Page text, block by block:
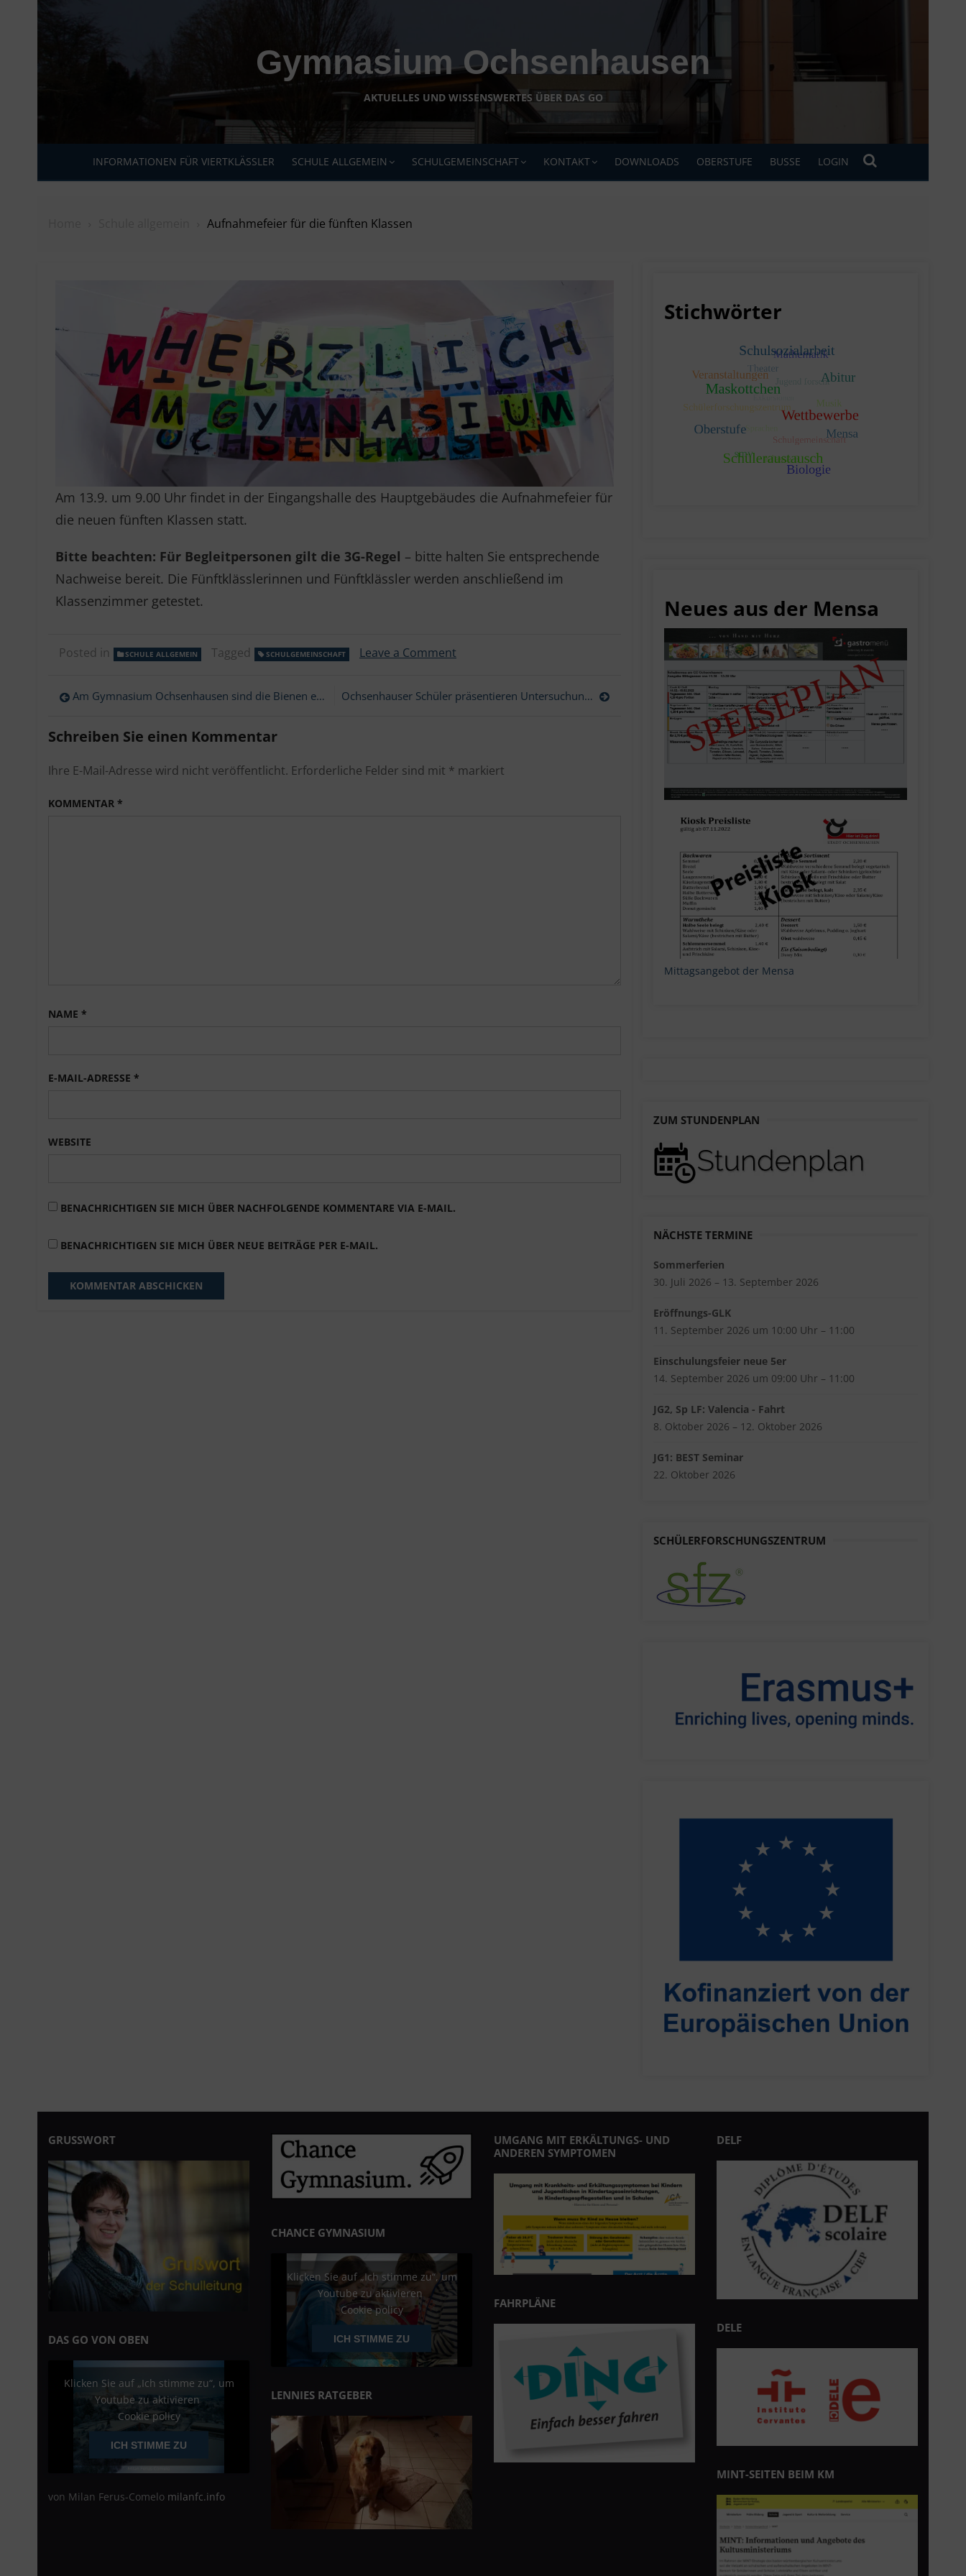
Gymnasium Ochsenhausen
AKTUELLES UND WISSENSWERTES ÜBER DAS GO
INFORMATIONEN FÜR VIERTKLÄSSLER SCHULE ALLGEMEIN SCHULGEMEINSCHAFT KONTAKT DOWNLOADS OBERSTUFE BUSSE LOGIN
Aufnahmefeier für die fünften Klassen
Am 13.9. um 9.00 Uhr findet in der Eingangshalle des Hauptgebäudes die Aufnahmefeier für
die neuen fünften Klassen statt.
Bitte beachten: Für Begleitpersonen gilt die 3G-Regel – bitte halten Sie entsprechende
Nachweise bereit. Die Fünftklässlerinnen und Fünftklässler werden anschließend im
Klassenzimmer getestet.
Posted in SCHULE ALLGEMEIN Tagged SCHULGEMEINSCHAFT Leave a Comment
die
Beitragsnavigation
Am Gymnasium Ochsenhausen sind die Bienen eingezogen Ochsenhauser Schüler präsentieren Untersuchung zur Infektionsgefahr an Schulen
Schreiben Sie einen Kommentar
Ihre E-Mail-Adresse wird nicht veröffentlicht. Erforderliche Felder sind mit * markiert
KOMMENTAR *
NAME *
E-MAIL-ADRESSE *
WEBSITE
BENACHRICHTIGEN SIE MICH ÜBER NACHFOLGENDE KOMMENTARE VIA E-MAIL.
BENACHRICHTIGEN SIE MICH ÜBER NEUE BEITRÄGE PER E-MAIL.
Stichwörter
Neues aus der Mensa
Mittagsangebot der Mensa
ZUM STUNDENPLAN
NÄCHSTE TERMINE
Sommerferien
30. Juli 2026 – 13. September 2026
Eröffnungs-GLK
11. September 2026 um 10:00 Uhr – 11:00
Einschulungsfeier neue 5er
14. September 2026 um 09:00 Uhr – 11:00
JG2, Sp LF: Valencia - Fahrt
8. Oktober 2026 – 12. Oktober 2026
JG1: BEST Seminar
22. Oktober 2026
SCHÜLERFORSCHUNGSZENTRUM
GRUSSWORT
DAS GO VON OBEN
Klicken Sie auf „Ich stimme zu“, um
Youtube zu aktivieren
Cookie policy
ICH STIMME ZU
von Milan Ferus-Comelo milanfc.info
CHANCE GYMNASIUM
Klicken Sie auf „Ich stimme zu“, um
Youtube zu aktivieren
Cookie policy
ICH STIMME ZU
LENNIES RATGEBER
UMGANG MIT ERKÄLTUNGS- UND
ANDEREN SYMPTOMEN
FAHRPLÄNE
DELF
DELE
MINT-SEITEN BEIM KM